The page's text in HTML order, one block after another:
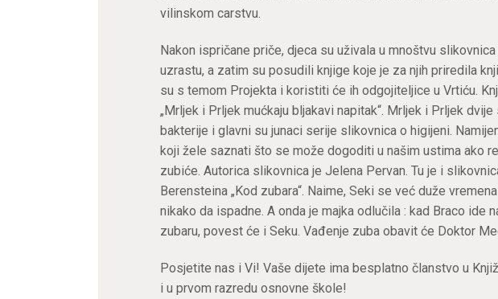
vilinskom carstvu.
Nakon ispričane priče, djeca su uživala u mnoštvu
uzrastu, a zatim su posudili knjige koje je za njih priredila
su s temom Projekta i koristiti će ih odgojiteljice u Vrtiću.
„Mrljek i Prljek mućkaju bljakavi napitak“. Mrljek i Prljek
bakterije i glavni su junaci serije slikovnica o higijeni.
koji žele saznati što se može dogoditi u našim ustima ako
zubiće. Autorica slikovnica je Jelena Pervan. Tu je i
Berensteina „Kod zubara“. Naime, Seki se već duže
nikako da ispadne. A onda je majka odlučila : kad Braco ide
zubaru, povest će i Seku. Vađenje zuba obavit će Doktor
Posjetite nas i Vi! Vaše dijete ima besplatno članstvo u
i u prvom razredu osnovne škole!